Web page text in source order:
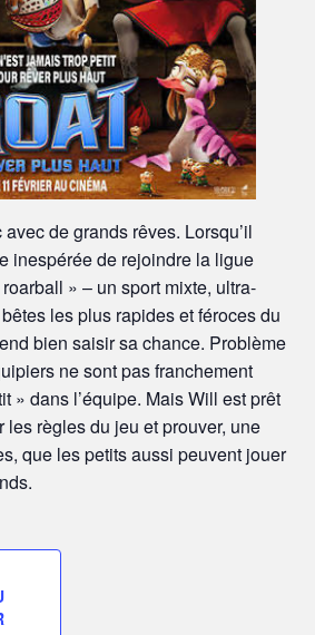
de grands rêves. Lorsqu’il
inespérée de rejoindre la ligue
» – un sport mixte, ultra-
les plus rapides et féroces du
bien saisir sa chance. Problème
ne sont pas franchement
» dans l’équipe. Mais Will est prêt
les règles du jeu et prouver, une
que les petits aussi peuvent jouer